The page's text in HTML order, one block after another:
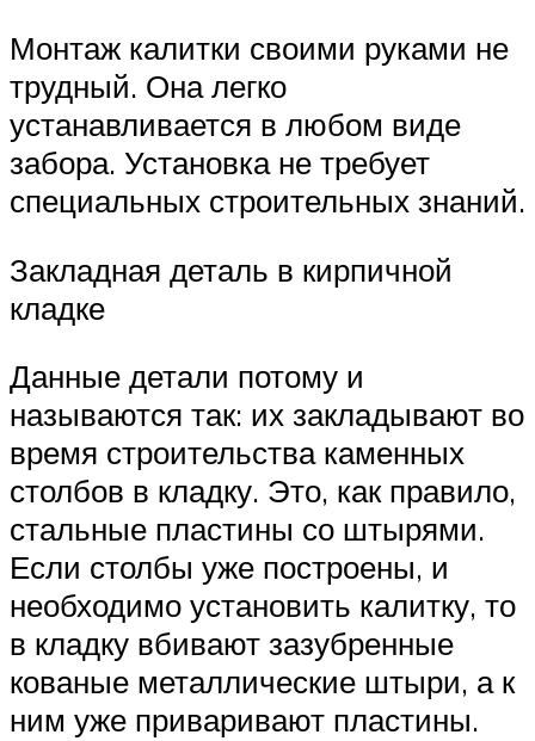
Монтаж калитки своими руками не
трудный. Она легко
устанавливается в любом виде
забора. Установка не требует
специальных строительных знаний.
Закладная деталь в кирпичной
кладке
Данные детали потому и
называются так: их закладывают во
время строительства каменных
столбов в кладку. Это, как правило,
стальные пластины со штырями.
Если столбы уже построены, и
необходимо установить калитку, то
в кладку вбивают зазубренные
кованые металлические штыри, а к
ним уже приваривают пластины.